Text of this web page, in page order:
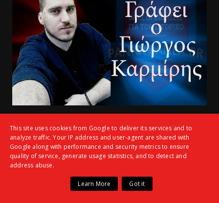
This site uses cookies from Google to deliver its services and to
analyze traffic. Your IP address and user-agent are shared with
Google along with performance and security metrics to ensure
quality of service, generate usage statistics, and to detect and
address abuse.
Learn More Got it